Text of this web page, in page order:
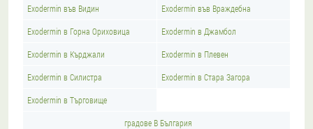
Exodermin във Видин Exodermin във Враждебна
Exodermin в Горна Ориховица Exodermin в Джамбол
Exodermin в Кърджали Exodermin в Плевен
Exodermin в Силистра Exodermin в Стара Загора
Exodermin в Търговище
градове В България